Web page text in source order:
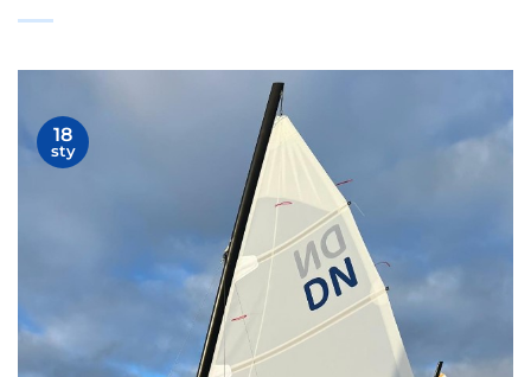
18
sty